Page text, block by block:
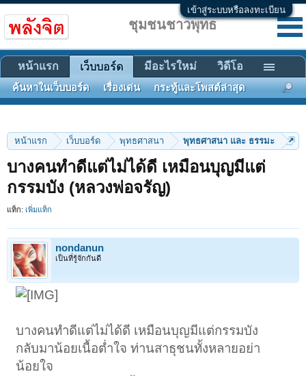
เข้าสู่ระบบหรือลงทะเบียน
หน้าแรก เว็บบอร์ด พุทธศาสนา พุทธศาสนา และ ธรรมะ
บางคนทำดีแต่ไม่ได้ดี เหมือนบุญมีแต่
กรรมบัง (หลวงพ่อจรัญ)
แท็ก: เพิ่มแท็ก
nondanun
เป็นที่รู้จักกันดี
บางคนทำดีแต่ไม่ได้ดี เหมือนบุญมีแต่กรรมบัง
กลับมาน้อยเนื้อต่ำใจ ท่านสาธุชนทั้งหลายอย่า
น้อยใจ
ชุมชนชาวพุทธ
หน้าแรก เว็บบอร์ด
ค้นหาในเว็บบอร์ด เรื่องเด่น กระทู้และโพสต์ล่าสุด
มีอะไรใหม่ วิดีโอ